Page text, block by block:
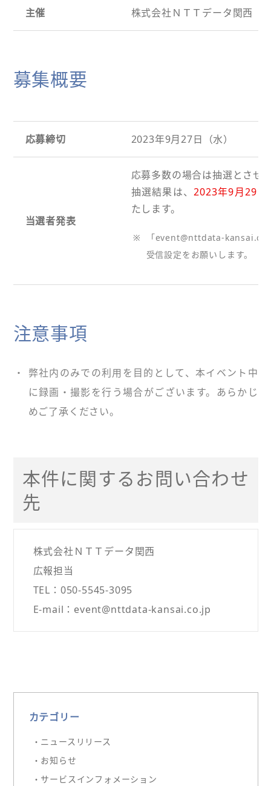
主催 株式会社ＮＴＴデータ関西
募集概要
応募締切 2023年9月27日（水）
当選者発表
応募多数の場合は抽選とさせ
抽選結果は、2023年9月29日
たします。
※
「event@nttdata-
受信設定をお願いします。
注意事項
・
弊社内のみでの利用を目的として、本イベント中
に録画・撮影を行う場合がございます。あらかじ
めご了承ください。
本件に関するお問い合わせ
先
株式会社ＮＴＴデータ関西
広報担当
TEL：050-5545-3095
E-mail：event@nttdata-kansai.co.jp
カテゴリー
・ニュースリリース
・お知らせ
・サービスインフォメーション